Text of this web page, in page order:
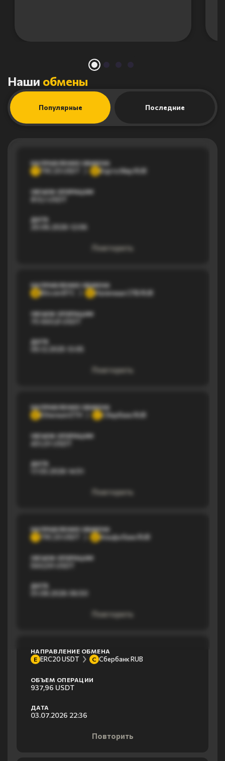
Наши обмены
Популярные Последние
НАПРАВЛЕНИЕ ОБМЕНА
T
Карта Мир RUB
ОБЪЕМ ОПЕРАЦИИ
ДАТА
20.06.2026 12:06
Повторить
НАПРАВЛЕНИЕ ОБМЕНА
Bitcoin BTC Наличные СПБ RUB
ОБЪЕМ ОПЕРАЦИИ
ДАТА
05.12.2025 13:05
Повторить
НАПРАВЛЕНИЕ ОБМЕНА
Ethereum ETH Сбербанк RUB
ОБЪЕМ ОПЕРАЦИИ
ДАТА
17.03.2026 14:51
Повторить
НАПРАВЛЕНИЕ ОБМЕНА
T
Альфа банк RUB
ОБЪЕМ ОПЕРАЦИИ
ДАТА
01.08.2026 06:50
Повторить
НАПРАВЛЕНИЕ ОБМЕНА
E ERC20 USDT С Сбербанк RUB
ОБЪЕМ ОПЕРАЦИИ
937,96 USDT
ДАТА
03.07.2026 22:36
Повторить